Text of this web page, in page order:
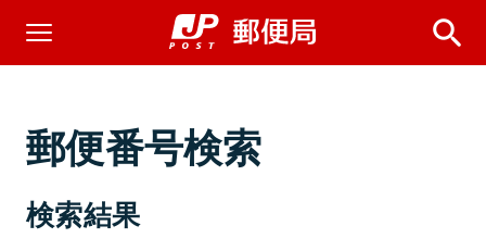
郵便番号検索
検索結果